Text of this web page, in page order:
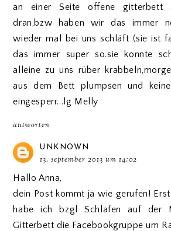
an einer Seite offene gitterbett
dran,bzw haben wir das immer
wieder mal bei uns schläft (sie ist
das immer super so.sie konnte
alleine zu uns rüber
aus dem Bett plumpsen und
eingesperr...lg Melly
antworten
UNKNOWN
13. september 2013 um 14:02
Hallo Anna,
dein Post kommt ja wie gerufen!
habe ich bzgl Schlafen auf der
Gitterbett die Facebookgruppe um